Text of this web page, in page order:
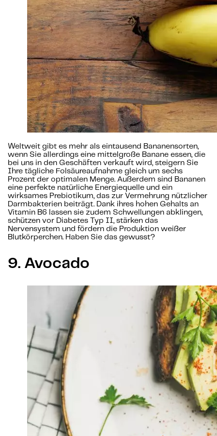
Weltweit gibt es mehr als eintausend Bananensorten,
wenn Sie allerdings eine mittelgroße Banane essen, die
bei uns in den Geschäften verkauft wird, steigern Sie
Ihre tägliche Folsäureaufnahme gleich um sechs
Prozent der optimalen Menge. Außerdem sind Bananen
eine perfekte natürliche Energiequelle und ein
wirksames Prebiotikum, das zur Vermehrung nützlicher
Darmbakterien beiträgt. Dank ihres hohen Gehalts an
Vitamin B6 lassen sie zudem Schwellungen abklingen,
schützen vor Diabetes Typ II, stärken das
Nervensystem und fördern die Produktion weißer
Blutkörperchen. Haben Sie das gewusst?
9. Avocado